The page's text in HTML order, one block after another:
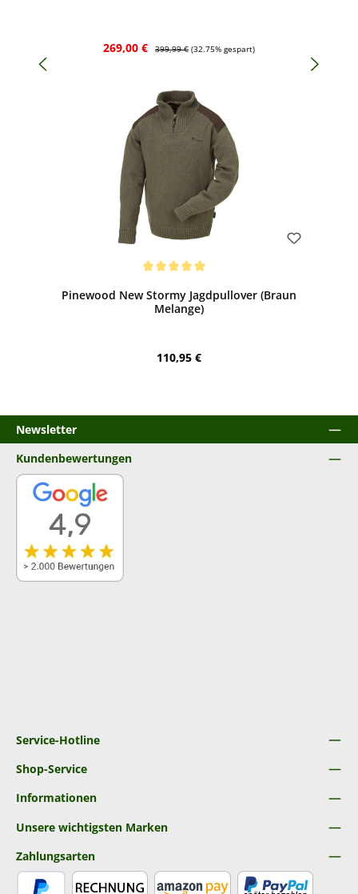
Verkaufspreis:
269,00 € Regulärer Preis:
399,99 € (32.75% gespart)
Pinewood New Stormy Jagdpullover (Braun
Melange)
Regulärer Preis:
110,95 €
Newsletter
Service-Hotline
Shop-Service
Informationen
Unsere wichtigsten Marken
Kundenbewertungen
Zahlungsarten